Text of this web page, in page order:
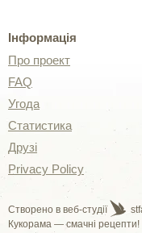
Інформація
Про проект
FAQ
Угода
Статистика
Друзі
Privacy Policy
Створено в веб-студії
Кукорама — смачні рецепти!